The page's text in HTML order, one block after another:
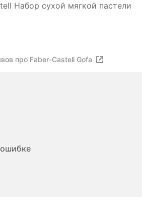
Набор сухой мягкой пастели
про Faber-Castell Gofa